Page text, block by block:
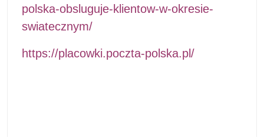
polska-obsluguje-klientow-w-okresie-
swiatecznym/
https://placowki.poczta-polska.pl/